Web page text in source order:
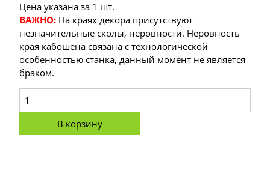
Цена указана за 1 шт.
ВАЖНО: На краях декора присутствуют
незначительные сколы, неровности. Неровность
края кабошена связана с технологической
особенностью станка, данный момент не является
браком.
В корзину